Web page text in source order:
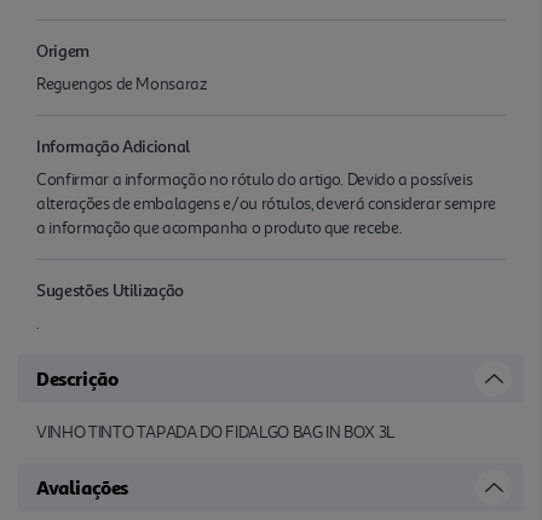
Origem
Reguengos de Monsaraz
Informação Adicional
Confirmar a informação no rótulo do artigo. Devido a possíveis
alterações de embalagens e/ou rótulos, deverá considerar sempre
a informação que acompanha o produto que recebe.
Sugestões Utilização
.
Descrição
VINHO TINTO TAPADA DO FIDALGO BAG IN BOX 3L
Avaliações